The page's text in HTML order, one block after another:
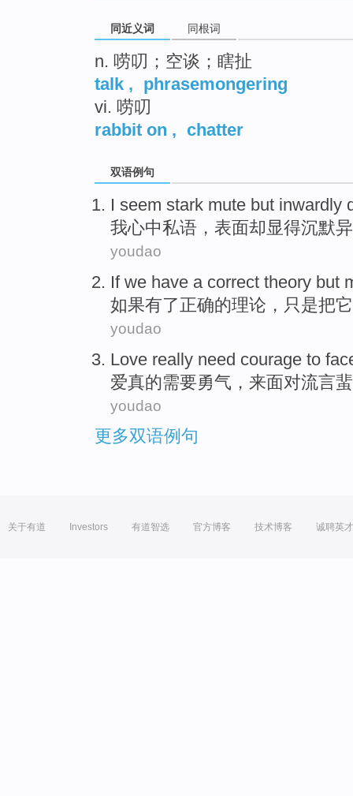
同近义词 同根词
n. 唠叨；空谈；瞎扯
talk , phrasemongering
vi. 唠叨
rabbit on , chatter
双语例句
I seem stark mute but inwardly
我心中私语，表面却显得沉默
youdao
If we have a correct theory but
如果有了正确的理论 ， 只是把它
youdao
Love really need courage to
爱真的需要勇气 ， 来面对流言
youdao
更多双语例句
关于有道 Investors 有道智选 官方博客 技术博客 诚聘英才